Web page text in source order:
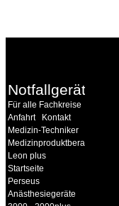
Notfallgeräte
Für alle Fachkreise
Anfahrt
Kontakt
Medizin-Techniker
Medizinproduktberater
Leon plus
Startseite
Perseus
Anästhesiegeräte